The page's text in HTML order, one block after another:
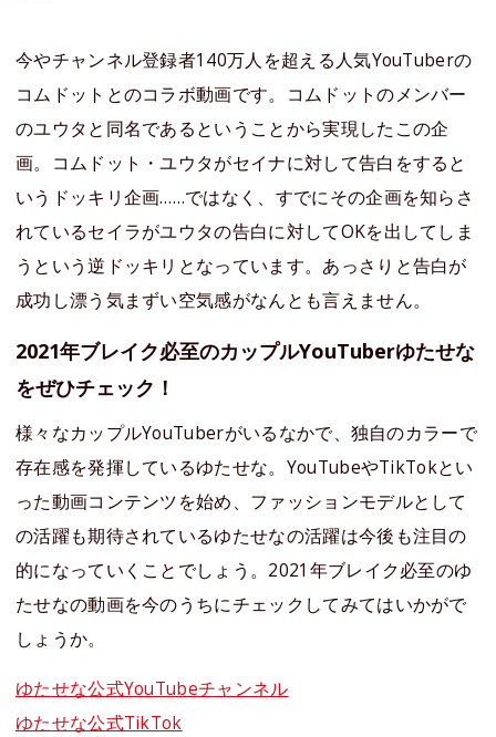
今やチャンネル登録者140万人を超える人気YouTuberの
コムドットとのコラボ動画です。コムドットのメンバー
のユウタと同名であるということから実現したこの企
画。コムドット・ユウタがセイナに対して告白をすると
いうドッキリ企画……ではなく、すでにその企画を知らさ
れているセイラがユウタの告白に対してOKを出してしま
うという逆ドッキリとなっています。あっさりと告白が
成功し漂う気まずい空気感がなんとも言えません。
2021年ブレイク必至のカップルYouTuberゆたせな
をぜひチェック！
様々なカップルYouTuberがいるなかで、独自のカラーで
存在感を発揮しているゆたせな。YouTubeやTikTokとい
った動画コンテンツを始め、ファッションモデルとして
の活躍も期待されているゆたせなの活躍は今後も注目の
的になっていくことでしょう。2021年ブレイク必至のゆ
たせなの動画を今のうちにチェックしてみてはいかがで
しょうか。
ゆたせな公式YouTubeチャンネル
ゆたせな公式TikTok